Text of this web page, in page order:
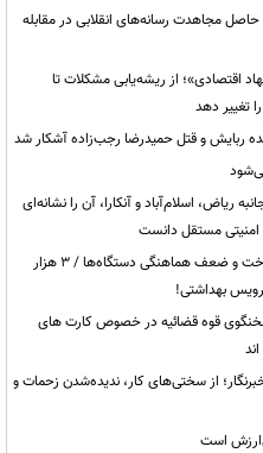
مجاهدت رسانه‌های انقلابی در مقابله
با محور «جهاد اقتصادی»؛ از ریشه‌یابی مشکلات تا
تغییر دهد
ربایش و قتل حمیدرضا رجب‌زاده آشکار شد
ریاض، اسلام‌آباد و آنکارا، آن را نشانه‌ای
مستقل دانست
ریمـدان؛ مرزی گرفتار در صف، کمبود زیرساخت و ضعف هماهنگی دستگاه‌ها / ۳ هزار
بهداشتی!
قوه قضائیه در خصوص کارت های
از سختی‌های کار، ندیده‌شدن زحمات و
است